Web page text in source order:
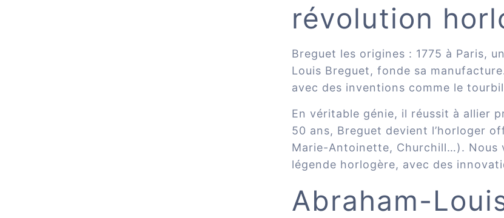
révolution
Breguet les origines : 1775 à Paris,
Louis Breguet, fonde sa
avec des inventions comme le
En véritable génie, il réussit à allier
50 ans, Breguet devient l’horloger
Marie-Antoinette, Churchill…). Nous
légende horlogère, avec des
Abraham-